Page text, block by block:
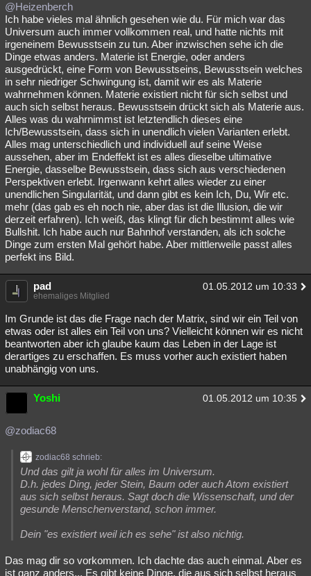
@Heizenberch
Ich habe vieles mal ähnlich gesehen wie du. Für mich war das
Universum auch immer vollkommen real, und hatte nichts mit
irgeneinem Bewusstsein zu tun. Aber inzwischen sehe ich die
Dinge etwas anders. Materie ist Energie, oder anders
ausgedrückt, eine Form von Bewusstseins, Bewusstsein welches
in sehr niedriger Schwingung ist, damit wir es als Materie
wahrnehmen können. Materie existiert nicht für sich selbst und
auch sich selbst heraus. Bewusstsein drückt sich als Materie aus.
Alles was du wahrnimmst ist letztendlich dieses eine
Ich/Bewusstsein, dass sich in unendlich vielen Varianten erlebt.
Alles mag unterschiedlich und individuell auf seine Weise
aussehen, aber im Endeffekt ist es alles dieselbe ultimative
Energie, dasselbe Bewusstsein, dass sich aus verschiedenen
Perspektiven erlebt. Irgenwann kehrt alles wieder zu einer
unendlichen Singularität, und dann gibt es kein Ich, Du, Wir etc.
mehr (das gab es eh noch nie, aber das ist die Illusion, die wir
derzeit erfahren). Ich weiß, das klingt für dich bestimmt alles wie
Bullshit. Ich habe auch nur Bahnhof verstanden, als ich solche
Dinge zum ersten Mal gehört habe. Aber mittlerweile passt alles
perfekt ins Bild.
pad 01.05.2012 um 10:33
ehemaliges Mitglied
Im Grunde ist das die Frage nach der Matrix, sind wir ein Teil von
etwas oder ist alles ein Teil von uns? Vielleicht können wir es nicht
beantworten aber ich glaube kaum das Leben in der Lage ist
derartiges zu erschaffen. Es muss vorher auch existiert haben
unabhängig von uns.
Yoshi 01.05.2012 um 10:35
@zodiac68
zodiac68 schrieb:
Und das gilt ja wohl für alles im Universum.
D.h. jedes Ding, jeder Stein, Baum oder auch Atom existiert
aus sich selbst heraus. Sagt doch die Wissenschaft, und der
gesunde Menschenverstand, schon immer.
Dein "es existiert weil ich es sehe" ist also nichtig.
Das mag dir so vorkommen. Ich dachte das auch einmal. Aber es
ist ganz anders... Es gibt keine Dinge, die aus sich selbst heraus